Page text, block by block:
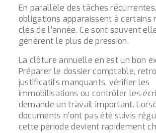
En parallèle des tâches
obligations apparaissent à certains
clés de l’année. Ce sont souvent
génèrent le plus de pression.
La clôture annuelle en est un bon
Préparer le dossier comptable,
justificatifs manquants, vérifier les
immobilisations ou contrôler les
demande un travail important.
documents n’ont pas été suivis
cette période devient rapidement